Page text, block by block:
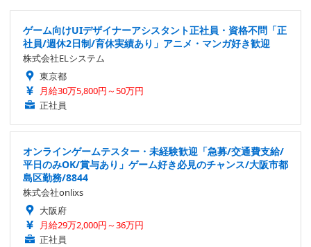
ゲーム向けUIデザイナーアシスタント正社員・資格不問「正
社員/週休2日制/育休実績あり」アニメ・マンガ好き歓迎
株式会社ELシステム
東京都
月給30万5,800円～50万円
正社員
オンラインゲームテスター・未経験歓迎「急募/交通費支給/
平日のみOK/賞与あり」ゲーム好き必見のチャンス/大阪市都
島区勤務/8844
株式会社onlixs
大阪府
月給29万2,000円～36万円
正社員